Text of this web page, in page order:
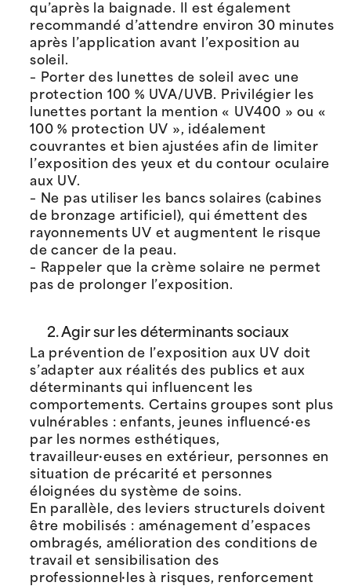
qu’après la baignade. Il est également
recommandé d’attendre environ 30 minutes
après l’application avant l’exposition au
soleil.
– Porter des lunettes de soleil avec une
protection 100 % UVA/UVB. Privilégier les
lunettes portant la mention « UV400 » ou «
100 % protection UV », idéalement
couvrantes et bien ajustées afin de limiter
l’exposition des yeux et du contour oculaire
aux UV.
– Ne pas utiliser les bancs solaires (cabines
de bronzage artificiel), qui émettent des
rayonnements UV et augmentent le risque
de cancer de la peau.
– Rappeler que la crème solaire ne permet
pas de prolonger l’exposition.
2. Agir sur les déterminants sociaux
La prévention de l’exposition aux UV doit
s’adapter aux réalités des publics et aux
déterminants qui influencent les
comportements. Certains groupes sont plus
vulnérables : enfants, jeunes influencé·es
par les normes esthétiques,
travailleur·euses en extérieur, personnes en
situation de précarité et personnes
éloignées du système de soins.
En parallèle, des leviers structurels doivent
être mobilisés : aménagement d’espaces
ombragés, amélioration des conditions de
travail et sensibilisation des
professionnel·les à risques, renforcement